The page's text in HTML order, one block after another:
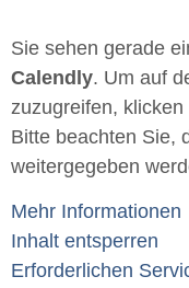
Sie sehen gerade
Calendly. Um auf
zuzugreifen,
Bitte beachten Sie,
weitergegeben
Mehr Informationen
Inhalt entsperren
Erforderlichen